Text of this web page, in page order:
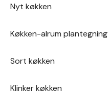
Nyt køkken
Køkken-alrum plantegning
Sort køkken
Klinker køkken